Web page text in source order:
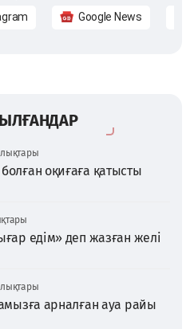
Google News
оқиғаға қатысты
едім» деп жазған желі
арналған ауа райы